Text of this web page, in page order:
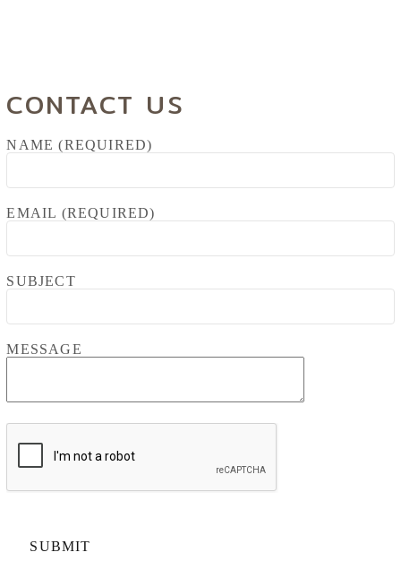
CONTACT US
NAME (REQUIRED)
EMAIL (REQUIRED)
SUBJECT
MESSAGE